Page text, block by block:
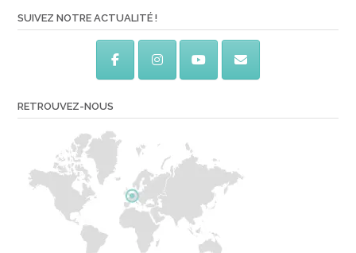
SUIVEZ NOTRE ACTUALITÉ !
RETROUVEZ-NOUS